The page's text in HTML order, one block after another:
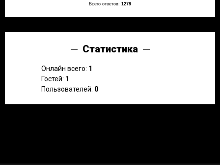
Всего ответов: 1279
Статистика
Онлайн всего: 1
Гостей: 1
Пользователей: 0